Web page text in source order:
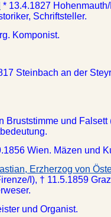
* 13.4.1827
Schriftsteller.
Komponist.
Steinbach an der
Bruststimme und Falsett
Wien. Mäzen und
Erzherzog von
I), † 11.5.1859
und Organist.